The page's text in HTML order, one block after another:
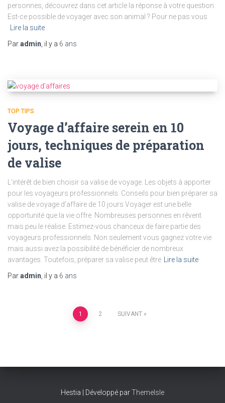
personnes, découvrez dans cet article la réponse à votre question.
Est-ce possible de voyager avec son animal ? Pour ne pas vous
Lire la suite
Paradmin, il y a 6 ans
TOP TIPS
Voyage d’affaire serein en 10
jours, techniques de préparation
de valise
L’intérêt de bien choisir sa valise de voyage. Les objets à apporter
pour les voyageurs professionnels. Conseils pour bien préparer sa
valise de voyage d’affaire de 10 jours Voyager est une belle
opportunité que la vie offre. Nombreuses personnes en rêvent
mais peu le réalise. Estimez-vous chanceux de faire partie des
voyageurs professionnels. Non seulement vous gagnez votre vie
mais aussi avez la possibilité de bénéficier de nombreux
avantages. Toutefois, préparer sa valise peut être
Lire la suite
Paradmin , il y a 6 ans
Pagination
publications
1 2 SUIVANT
Hestia | Développé parThemeIsle